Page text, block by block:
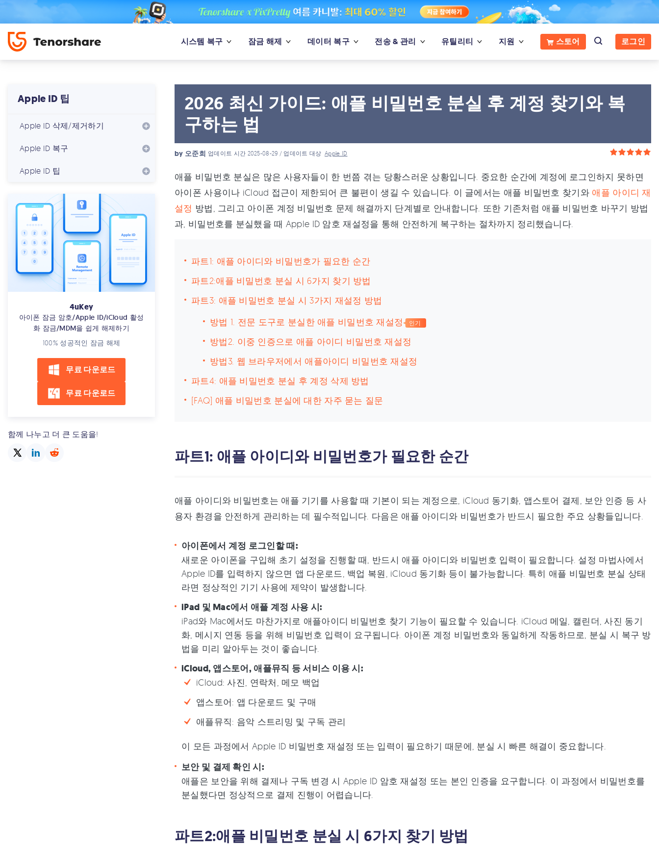
시스템 복구 잠금 해제 데이터 복구 전송 & 관리 유틸리티 지원 스토어 로그인
Apple ID 팁
Apple ID 삭제/제거하기
Apple ID 복구
Apple ID 팁
4uKey
아이폰 잠금 암호/Apple ID/iCloud 활성
화 잠금/MDM을 쉽게 해제하기
100% 성공적인 잠금 해제
무료 다운로드
무료 다운로드
함께 나누고 더 큰 도움을!
2026 최신 가이드: 애플 비밀번호 분실 후 계정 찾기와 복
구하는 법
by 오준희 업데이트 시간 2025-08-29 / 업데이트 대상Apple ID
애플 비밀번호 분실은 많은 사용자들이 한 번쯤 겪는 당황스러운 상황입니다. 중요한 순간에 계정에 로그인하지 못하면
아이폰 사용이나 iCloud 접근이 제한되어 큰 불편이 생길 수 있습니다. 이 글에서는 애플 비밀번호 찾기와 애플 아이디 재
설정 방법, 그리고 아이폰 계정 비밀번호 문제 해결까지 단계별로 안내합니다. 또한 기존처럼 애플 비밀번호 바꾸기 방법
과, 비밀번호를 분실했을 때 Apple ID 암호 재설정을 통해 안전하게 복구하는 절차까지 정리했습니다.
파트1: 애플 아이디와 비밀번호가 필요한 순간
파트2:애플 비밀번호 분실 시 6가지 찾기 방법
파트3: 애플 비밀번호 분실 시 3가지 재설정 방법
방법 1. 전문 도구로 분실한 애플 비밀번호 재설정
인기
방법2. 이중 인증으로 애플 아이디 비밀번호 재설정
방법3. 웹 브라우저에서 애플아이디 비밀번호 재설정
파트4: 애플 비밀번호 분실 후 계정 삭제 방법
[FAQ] 애플 비밀번호 분실에 대한 자주 묻는 질문
파트1: 애플 아이디와 비밀번호가 필요한 순간
애플 아이디와 비밀번호는 애플 기기를 사용할 때 기본이 되는 계정으로, iCloud 동기화, 앱스토어 결제, 보안 인증 등 사
용자 환경을 안전하게 관리하는 데 필수적입니다. 다음은 애플 아이디와 비밀번호가 반드시 필요한 주요 상황들입니다.
아이폰에서 계정 로그인할 때:
새로운 아이폰을 구입해 초기 설정을 진행할 때, 반드시 애플 아이디와 비밀번호 입력이 필요합니다. 설정 마법사에서
Apple ID를 입력하지 않으면 앱 다운로드, 백업 복원, iCloud 동기화 등이 불가능합니다. 특히 애플 비밀번호 분실 상태
라면 정상적인 기기 사용에 제약이 발생합니다.
iPad 및 Mac에서 애플 계정 사용 시:
iPad와 Mac에서도 마찬가지로 애플아이디 비밀번호 찾기 기능이 필요할 수 있습니다. iCloud 메일, 캘린더, 사진 동기
화, 메시지 연동 등을 위해 비밀번호 입력이 요구됩니다. 아이폰 계정 비밀번호와 동일하게 작동하므로, 분실 시 복구 방
법을 미리 알아두는 것이 좋습니다.
iCloud, 앱스토어, 애플뮤직 등 서비스 이용 시:
iCloud: 사진, 연락처, 메모 백업
앱스토어: 앱 다운로드 및 구매
애플뮤직: 음악 스트리밍 및 구독 관리
이 모든 과정에서 Apple ID 비밀번호 재설정 또는 입력이 필요하기 때문에, 분실 시 빠른 해결이 중요합니다.
보안 및 결제 확인 시:
애플은 보안을 위해 결제나 구독 변경 시 Apple ID 암호 재설정 또는 본인 인증을 요구합니다. 이 과정에서 비밀번호를
분실했다면 정상적으로 결제 진행이 어렵습니다.
파트2:애플 비밀번호 분실 시 6가지 찾기 방법